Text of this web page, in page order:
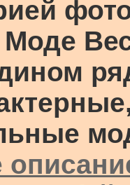
Моде